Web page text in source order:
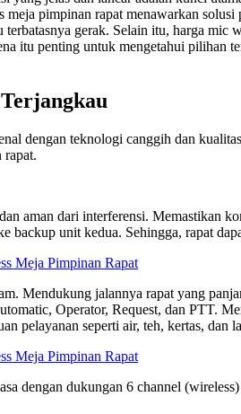
pimpinan rapat menawarkan
gerak. Selain itu, harga
itu penting untuk mengetahui pilihan
dengan teknologi canggih dan
rapat.
aman dari interferensi. Memastikan
backup unit kedua. Sehingga, rapat
Mendukung jalannya rapat yang
Operator, Request, dan PTT.
pelayanan seperti air, teh, kertas, dan
dengan dukungan 6 channel